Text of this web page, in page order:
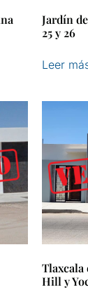
Jardín
25 y 26
Leer
Hill y